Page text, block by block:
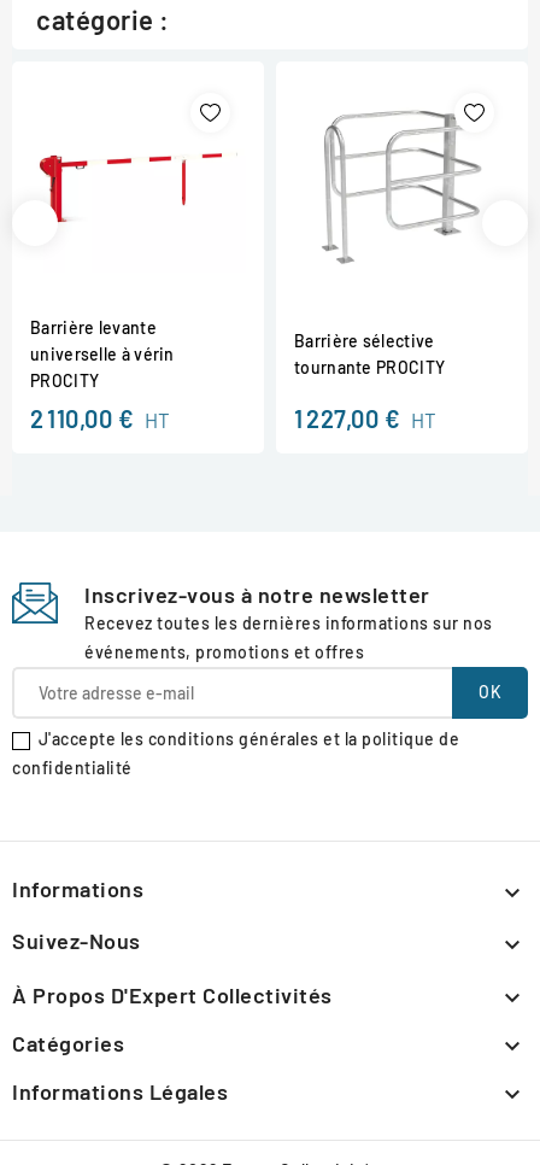
catégorie :
Barrière levante
universelle à vérin
PROCITY
2 110,00 € HT
Barrière sélective
tournante PROCITY
1 227,00 € HT
Inscrivez-vous à notre newsletter
Recevez toutes les dernières informations sur nos
événements, promotions et offres
J'accepte les conditions générales et la politique de
confidentialité
Informations 
Suivez-Nous 
À Propos D'Expert Collectivités 
Catégories 
Informations Légales 